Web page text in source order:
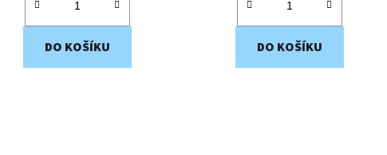
DO KOŠÍKU DO KOŠÍKU